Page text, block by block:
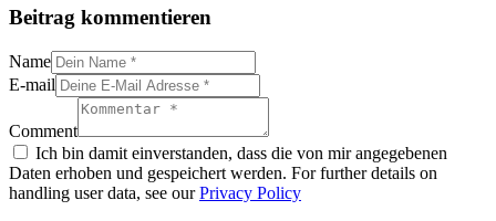
Beitrag kommentieren
Name
E-mail
Comment
Ich bin damit einverstanden, dass die von mir angegebenen
Daten erhoben und gespeichert werden. For further details on
handling user data, see ourPrivacy Policy